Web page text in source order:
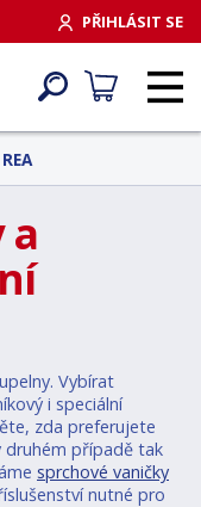
PŘIHLÁSIT SE
REA
a
Vybírat
i speciální
zda preferujete
druhém případě tak
sprchové vaničky
nutné pro